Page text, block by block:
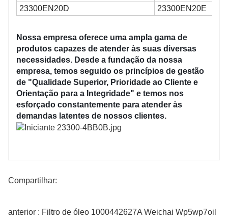
23300EN20D
23300EN20E
Nossa empresa oferece uma ampla gama de
produtos capazes de atender às suas diversas
necessidades. Desde a fundação da nossa
empresa, temos seguido os princípios de gestão
de "Qualidade Superior, Prioridade ao Cliente e
Orientação para a Integridade" e temos nos
esforçado constantemente para atender às
demandas latentes de nossos clientes.
Compartilhar:
anterior : Filtro de óleo 1000442627A Weichai Wp5wp7oil